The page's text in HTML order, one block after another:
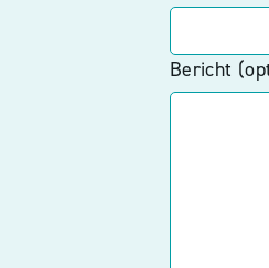
Bericht